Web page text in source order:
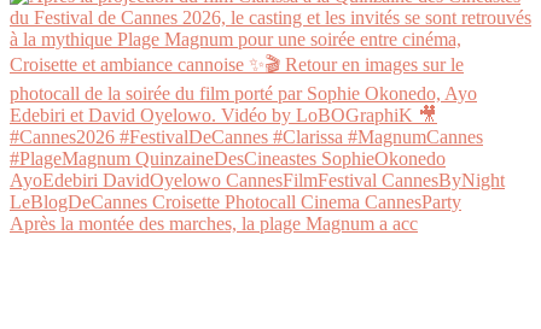
Après la montée des marches, la plage Magnum a acc